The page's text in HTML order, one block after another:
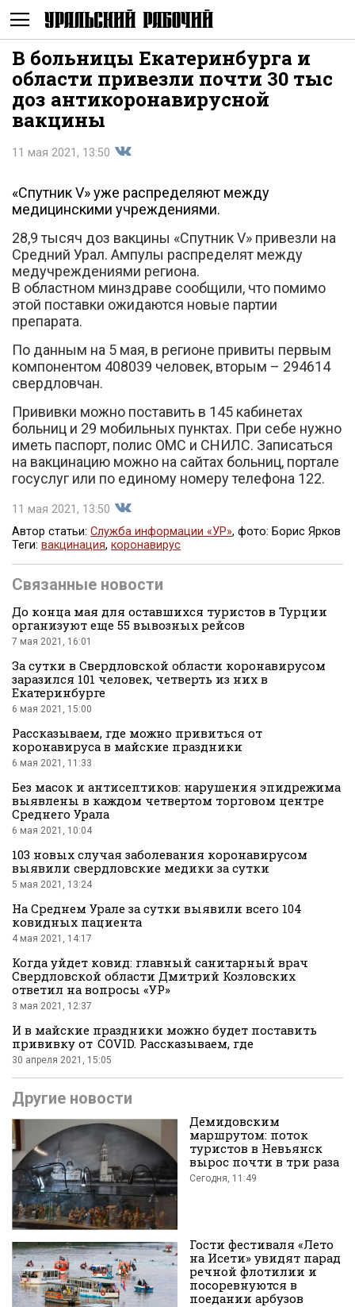
Не
показывать
В больницы Екатеринбурга и
области привезли почти 30 тыс
доз антикоронавирусной
вакцины
11 мая 2021, 13:50
Поделиться
во
Вконтакте
«Спутник V» уже распределяют между
медицинскими учреждениями.
28,9 тысяч доз вакцины «Спутник V» привезли на
Средний Урал. Ампулы распределят между
медучреждениями региона.
В областном минздраве сообщили, что помимо
этой поставки ожидаются новые партии
препарата.
По данным на 5 мая, в регионе привиты первым
компонентом 408039 человек, вторым – 294614
свердловчан.
Прививки можно поставить в 145 кабинетах
больниц и 29 мобильных пунктах. При себе нужно
иметь паспорт, полис ОМС и СНИЛС. Записаться
на вакцинацию можно на сайтах больниц, портале
госуслуг или по единому номеру телефона 122.
11 мая 2021, 13:50
Поделиться
Автор статьи: Служба информации «УР», фото: Борис Ярков
Теги: вакцинация, коронавирус
Связанные новости
До конца мая для оставшихся туристов в Турции
организуют еще 55 вывозных рейсов
7 мая 2021, 16:01
За сутки в Свердловской области коронавирусом
заразился 101 человек, четверть из них в
Екатеринбурге
6 мая 2021, 15:00
Рассказываем, где можно привиться от
коронавируса в майские праздники
6 мая 2021, 11:33
Без масок и антисептиков: нарушения эпидрежима
выявлены в каждом четвертом торговом центре
Среднего Урала
6 мая 2021, 10:04
103 новых случая заболевания коронавирусом
выявили свердловские медики за сутки
5 мая 2021, 13:24
На Среднем Урале за сутки выявили всего 104
ковидных пациента
4 мая 2021, 14:17
Когда уйдет ковид: главный санитарный врач
Свердловской области Дмитрий Козловских
ответил на вопросы «УР»
3 мая 2021, 12:37
И в майские праздники можно будет поставить
прививку от COVID. Рассказываем, где
30 апреля 2021, 15:05
Другие новости
Демидовским
маршрутом: поток
туристов в Невьянск
вырос почти в три раза
Сегодня, 11:49
Гости фестиваля «Лето
на Исети» увидят парад
речной флотилии и
посоревнуются в
поедании арбузов